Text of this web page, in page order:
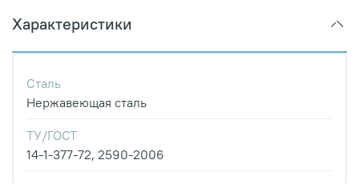
Характеристики
Сталь
Нержавеющая сталь
ТУ/ГОСТ
14-1-377-72, 2590-2006